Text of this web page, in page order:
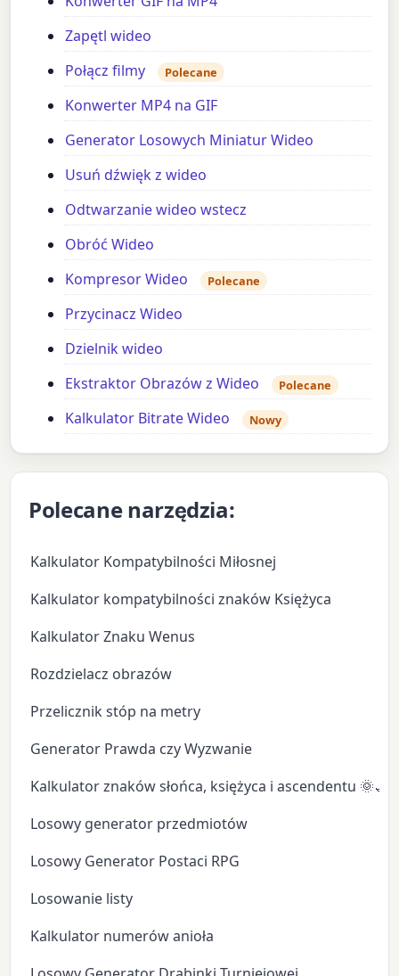
Zapętl wideo
Połącz filmy
Polecane
Konwerter MP4 na GIF
Generator Losowych Miniatur Wideo
Usuń dźwięk z wideo
Odtwarzanie wideo wstecz
Obróć Wideo
Kompresor Wideo
Polecane
Przycinacz Wideo
Dzielnik wideo
Ekstraktor Obrazów z Wideo
Polecane
Kalkulator Bitrate Wideo Nowy
Polecane narzędzia:
Kalkulator Kompatybilności Miłosnej
Kalkulator kompatybilności znaków Księżyca
Kalkulator Znaku Wenus
Rozdzielacz obrazów
Przelicznik stóp na metry
Generator Prawda czy Wyzwanie
Kalkulator znaków słońca, księżyca i ascendentu
Losowy generator przedmiotów
Losowy Generator Postaci RPG
Losowanie listy
Kalkulator numerów anioła